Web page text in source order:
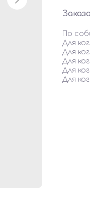
По
Для
Для
Для
Для
Для